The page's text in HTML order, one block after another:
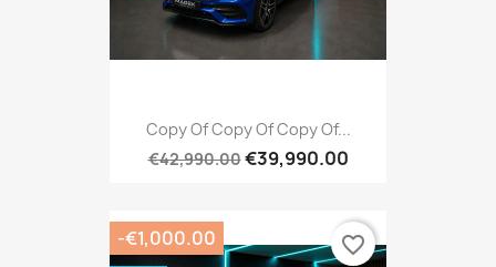
Copy Of Copy Of Copy Of...
€42,990.00€39,990.00
-€1,000.00
favorite_border